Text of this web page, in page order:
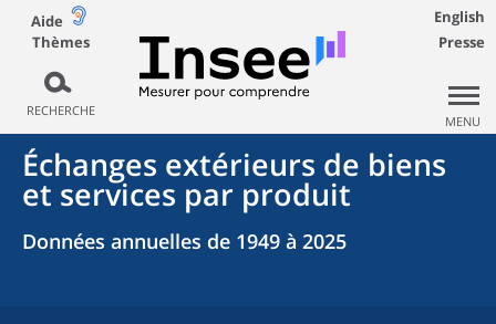
Aide
Thèmes
RECHERCHE
English
Presse
MENU
Échanges extérieurs de biens
et services par produit
Données annuelles de 1949 à 2025